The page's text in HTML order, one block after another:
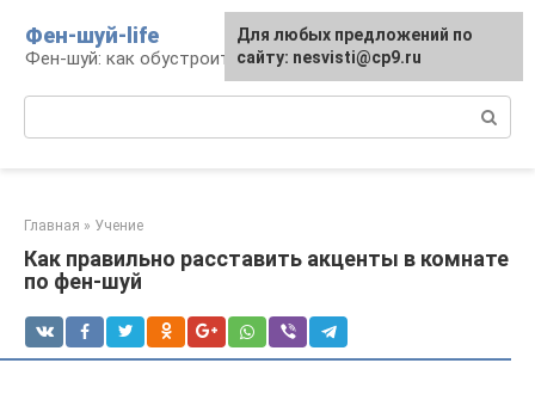
контенту
Фен-шуй-life
Фен-шуй: как обустроить свою жизнь
Главная » Учение
Как правильно расставить акценты в комнате
по фен-шуй
Для любых предложений по
сайту: nesvisti@cp9.ru